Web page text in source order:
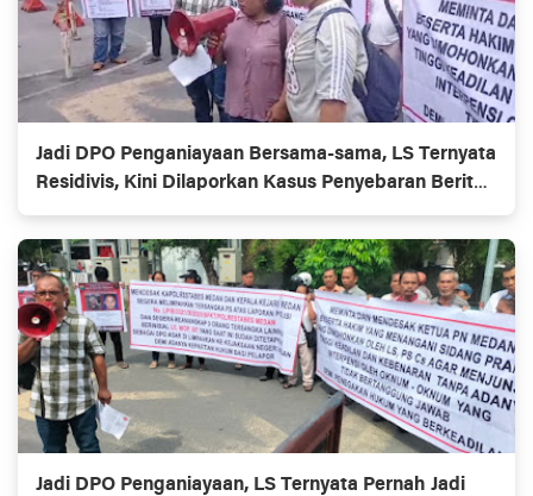
Jadi DPO Penganiayaan Bersama-sama, LS Ternyata
Residivis, Kini Dilaporkan Kasus Penyebaran Berita
Bohong
Jadi DPO Penganiayaan, LS Ternyata Pernah Jadi